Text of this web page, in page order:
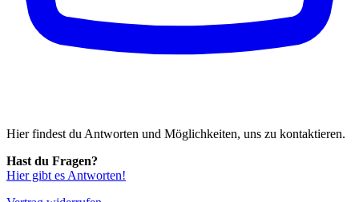
Hier findest du Antworten und Möglichkeiten, uns zu kontaktieren.
Hast du Fragen?
Hier gibt es Antworten!